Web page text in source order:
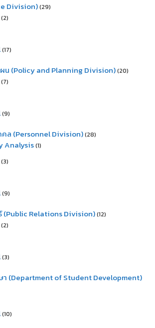
Division)(29)
(17)
น (Policy and Planning Division)(20)
(9)
ล (Personnel Division)(28)
Analysis(1)
(9)
(Public Relations Division)(12)
(3)
(Department of Student Development)
(10)